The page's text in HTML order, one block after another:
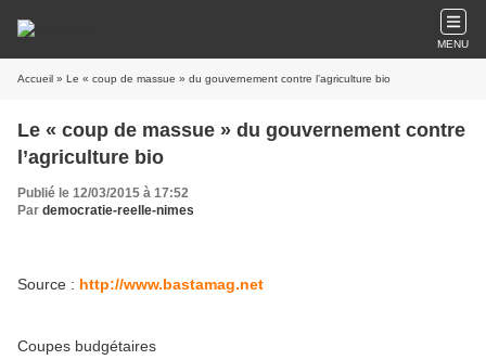
MENU
Accueil » Le « coup de massue » du gouvernement contre l’agriculture bio
Le « coup de massue » du gouvernement contre
l’agriculture bio
Publié le 12/03/2015 à 17:52
Par democratie-reelle-nimes
Source : http://www.bastamag.net
Coupes budgétaires